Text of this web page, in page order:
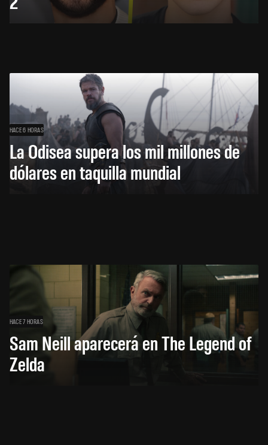
HACE 6 HORAS
La Odisea supera los mil millones de
dólares en taquilla mundial
HACE 7 HORAS
Sam Neill aparecerá en The Legend of
Zelda